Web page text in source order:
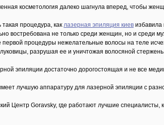
косметология далеко шагнула вперед, чтобы
процедура, как лазерная эпиляция киев избавила
востребована не только среди женщин, но и среди
процедуры нежелательные волосы на теле
разрушая ее и уничтожая волосяной
эпиляции достаточно дорогостоящая и не все
лучшую аппаратуру для лазерной эпиляции с
Центр Goravsky, где работают лучшие